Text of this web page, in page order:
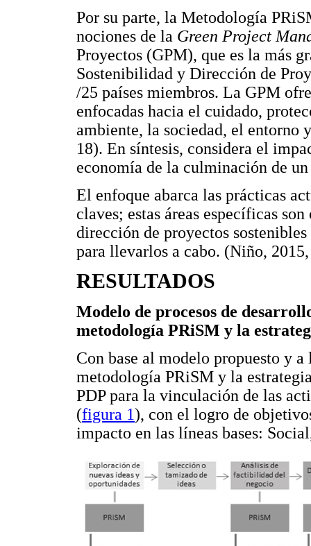
Por su parte, la Metodología
nociones de la Green Project
Proyectos (GPM), que es la más
Sostenibilidad y Dirección de
/25 países miembros. La GPM
enfocadas hacia el cuidado,
ambiente, la sociedad, el entorno
18). En síntesis, considera el
economía de la culminación de
El enfoque abarca las prácticas
claves; estas áreas específicas
dirección de proyectos
para llevarlos a cabo. (Niño,
RESULTADOS
Modelo de procesos de
metodología PRiSM y la
Con base al modelo propuesto y
metodología PRiSM y la
PDP para la vinculación de las
(figura 1), con el logro de
impacto en las líneas bases: